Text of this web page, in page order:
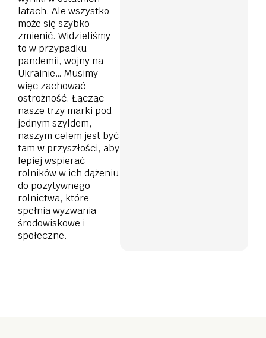
latach. Ale wszystko
może się szybko
zmienić. Widzieliśmy
to w przypadku
pandemii, wojny na
Ukrainie… Musimy
więc zachować
ostrożność. Łącząc
nasze trzy marki pod
jednym szyldem,
naszym celem jest być
tam w przyszłości, aby
lepiej wspierać
rolników w ich dążeniu
do pozytywnego
rolnictwa, które
spełnia wyzwania
środowiskowe i
społeczne.